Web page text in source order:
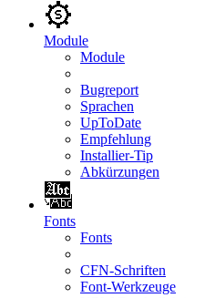
Module
Module
Bugreport
Sprachen
UpToDate
Empfehlung
Installier-Tip
Abkürzungen
Fonts
Fonts
CFN-Schriften
Font-Werkzeuge